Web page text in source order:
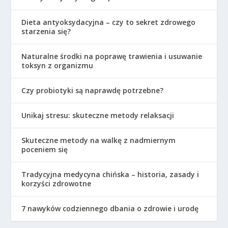
Dieta antyoksydacyjna – czy to sekret zdrowego
starzenia się?
Naturalne środki na poprawę trawienia i usuwanie
toksyn z organizmu
Czy probiotyki są naprawdę potrzebne?
Unikaj stresu: skuteczne metody relaksacji
Skuteczne metody na walkę z nadmiernym
poceniem się
Tradycyjna medycyna chińska – historia, zasady i
korzyści zdrowotne
7 nawyków codziennego dbania o zdrowie i urodę